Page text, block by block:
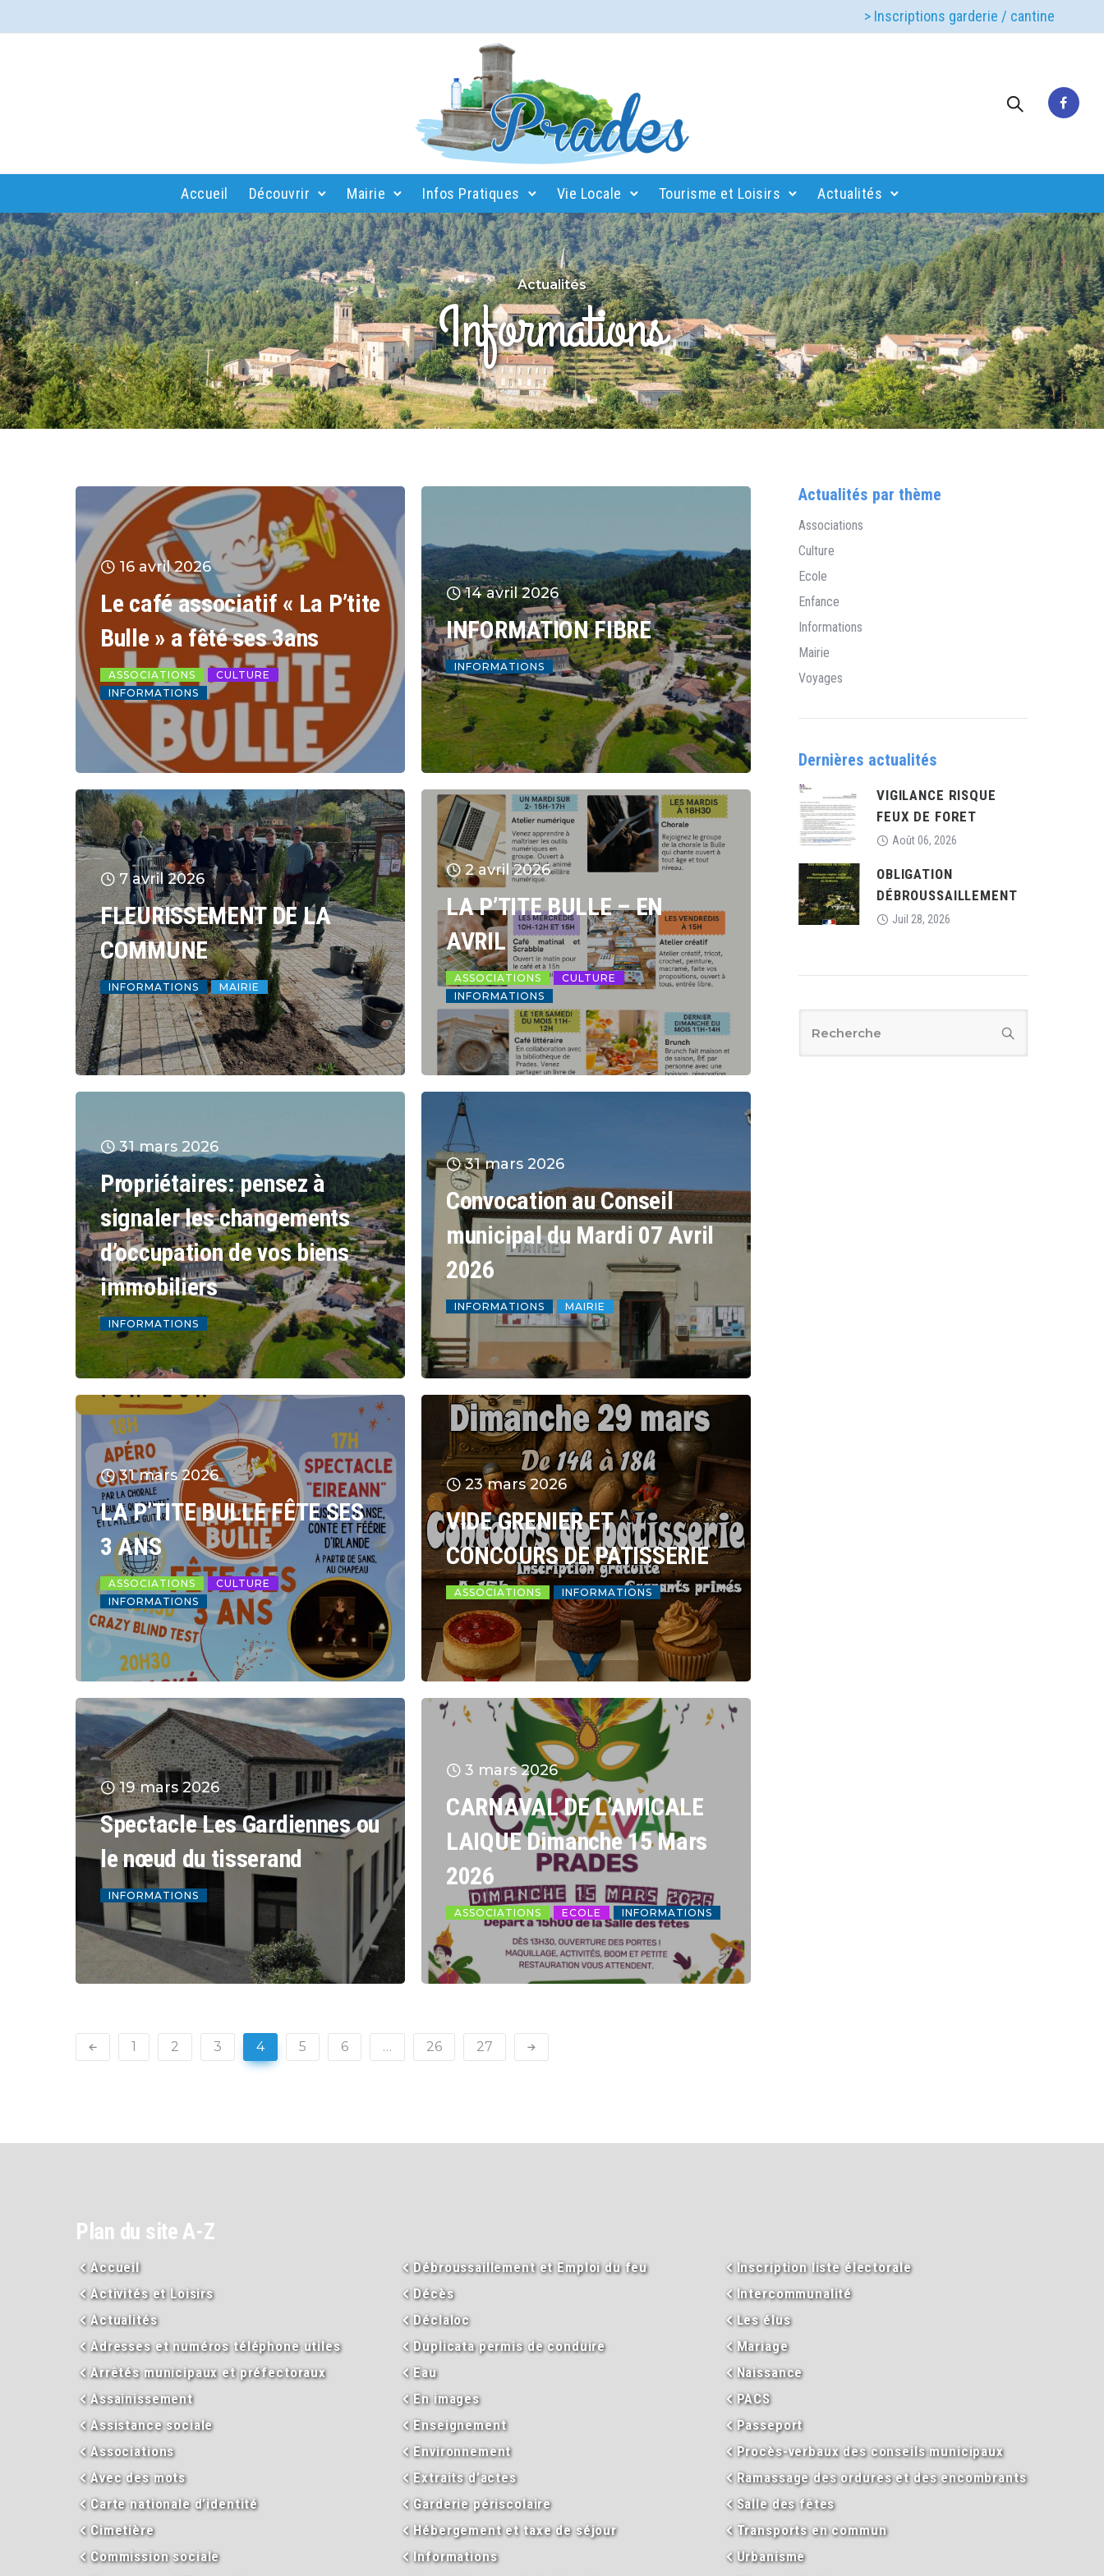
> Inscriptions garderie / cantine
Accueil Découvrir Mairie Infos Pratiques Vie Locale Tourisme et Loisirs Actualités
Actualités
Informations
16 avril 2026
Le café associatif « La P’tite
Bulle » a fêté ses 3ans
ASSOCIATIONS
CULTURE
INFORMATIONS
14 avril 2026
INFORMATION FIBRE
INFORMATIONS
7 avril 2026
FLEURISSEMENT DE LA
COMMUNE
INFORMATIONS MAIRIE
2 avril 2026
LA P’TITE BULLE – EN
AVRIL
ASSOCIATIONS
CULTURE
INFORMATIONS
31 mars 2026
Propriétaires: pensez à
signaler les changements
d’occupation de vos biens
immobiliers
INFORMATIONS
31 mars 2026
Convocation au Conseil
municipal du Mardi 07 Avril
2026
INFORMATIONS MAIRIE
31 mars 2026
LA P’TITE BULLE FÊTE SES
3 ANS
ASSOCIATIONS
CULTURE
INFORMATIONS
23 mars 2026
VIDE GRENIER ET
CONCOURS DE PATISSERIE
ASSOCIATIONS INFORMATIONS
19 mars 2026
Spectacle Les Gardiennes ou
le nœud du tisserand
INFORMATIONS
3 mars 2026
CARNAVAL DE L’AMICALE
LAIQUE Dimanche 15 Mars
2026
ASSOCIATIONS ECOLE INFORMATIONS
1 2 3 4 5 6 … 26 27
Actualités par thème
Associations
Culture
Ecole
Enfance
Informations
Mairie
Voyages
Dernières actualités
VIGILANCE RISQUE
FEUX DE FORET
Août 06, 2026
OBLIGATION
DÉBROUSSAILLEMENT
Juil 28, 2026
Plan du site A-Z
Accueil
Activités et Loisirs
Actualités
Adresses et numéros téléphone utiles
Arrêtés municipaux et préfectoraux
Assainissement
Assistance sociale
Associations
Avec des mots
Carte nationale d’identité
Cimetière
Commission sociale
Débroussaillement et Emploi du feu
Décès
Déclaloc
Duplicata permis de conduire
Eau
En images
Enseignement
Environnement
Extraits d’actes
Garderie périscolaire
Hébergement et taxe de séjour
Informations
Inscription liste électorale
Intercommunalité
Les élus
Mariage
Naissance
PACS
Passeport
Procès-verbaux des conseils municipaux
Ramassage des ordures et des encombrants
Salle des fêtes
Transports en commun
Urbanisme